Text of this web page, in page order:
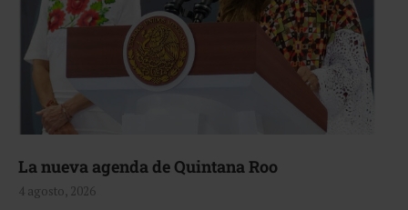
La nueva agenda de Quintana Roo
4 agosto, 2026